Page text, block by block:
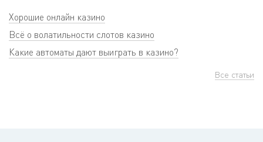
Хорошие онлайн казино
Всё о волатильности слотов казино
Какие автоматы дают выиграть в казино?
Все статьи